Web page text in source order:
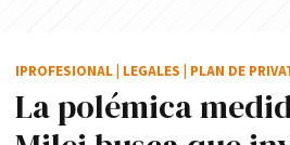
La polémica
IPROFESIONAL LEGALES PLAN DE